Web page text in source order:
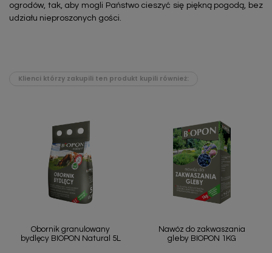
ogrodów, tak, aby mogli Państwo cieszyć się piękną pogodą, bez
udziału nieproszonych gości.
Klienci którzy zakupili ten produkt kupili również:
Obornik granulowany
bydlęcy BIOPON Natural 5L
Nawóz do zakwaszania
gleby BIOPON 1KG